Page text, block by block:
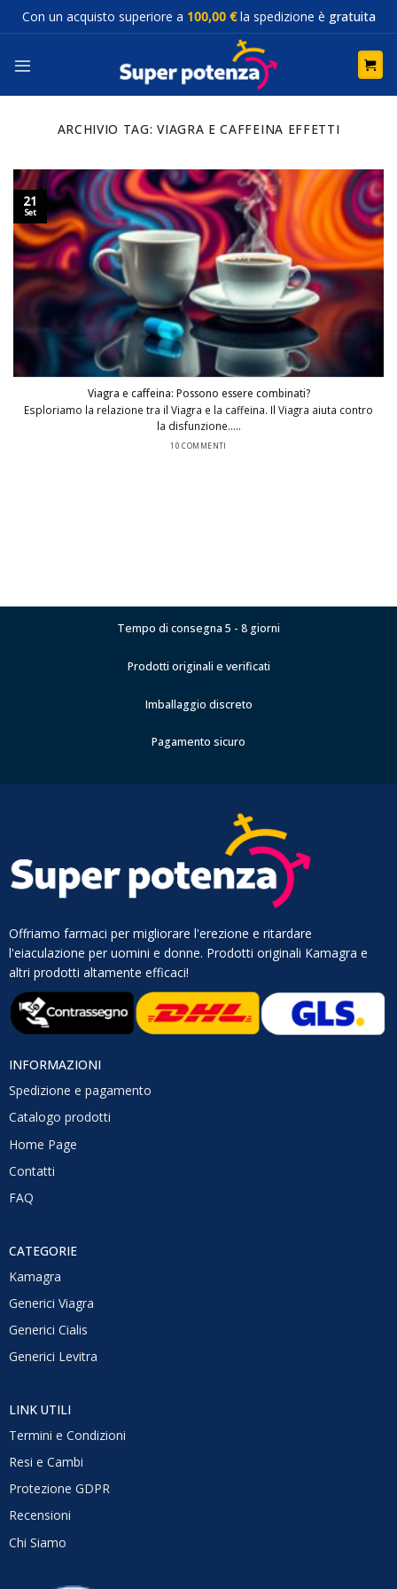
SaltaCon un acquisto superiore a 100,00 €la spedizione è gratuita
ARCHIVIO TAG:VIAGRA E CAFFEINA EFFETTI
Viagra e caffeina: Possono essere combinati?
Esploriamo la relazione tra il Viagra e la caffeina. Il Viagra aiuta contro
la disfunzione.....
10 COMMENTI
21
Set
Tempo di consegna 5 - 8 giorni
Prodotti originali e verificati
Imballaggio discreto
Pagamento sicuro
Offriamo farmaci per migliorare l'erezione e ritardare
l'eiaculazione per uomini e donne. Prodotti originali Kamagra e
altri prodotti altamente efficaci!
INFORMAZIONI
Spedizione e pagamento
Catalogo prodotti
Home Page
Contatti
FAQ
CATEGORIE
Kamagra
Generici Viagra
Generici Cialis
Generici Levitra
LINK UTILI
Termini e Condizioni
Resi e Cambi
Protezione GDPR
Recensioni
Chi Siamo